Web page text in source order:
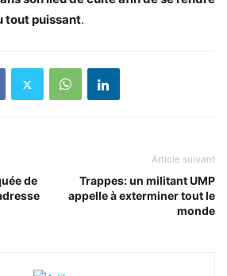
tout puissant.
de
Article suivant
Trappes: un militant UMP
appelle à exterminer tout le
monde